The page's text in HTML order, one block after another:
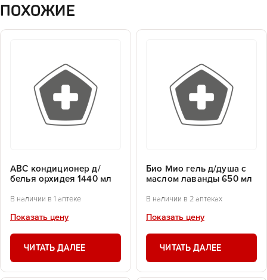
ПОХОЖИЕ
АВС кондиционер д/
белья орхидея 1440 мл
В наличии в 1 аптеке
Показать цену
ЧИТАТЬ ДАЛЕЕ
Био Мио гель д/душа с
маслом лаванды 650 мл
В наличии в 2 аптеках
Показать цену
ЧИТАТЬ ДАЛЕЕ